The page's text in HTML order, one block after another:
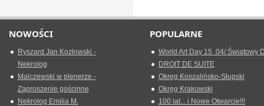
NOWOŚCI
Ryszard Jan Kozłowski -
Nekrolog
Malczewski w plenerze -
Zaproszenie gościnne
Nekrolog Emilia M.
POPULARNE
World Art Day 15 .04/ Światowy
DROIT DE SUITE
Okreg Koszalińsko-Słupski
Okręg Krakowski
100 lat... i Nowe Otwarcie!!!